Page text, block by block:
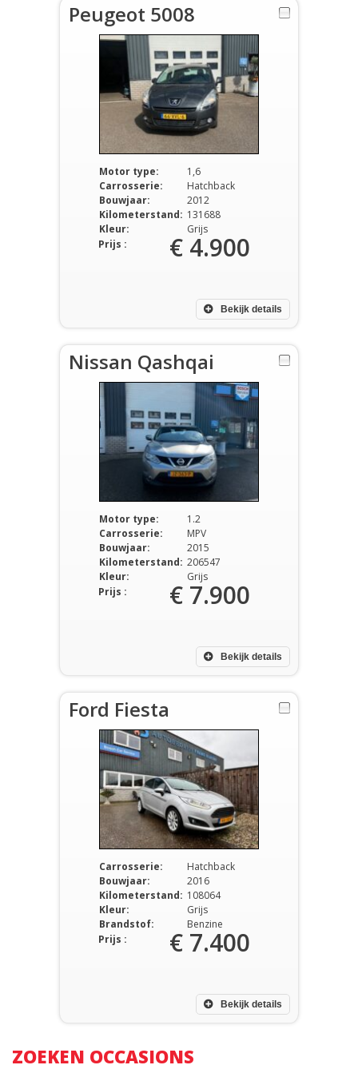
Peugeot 5008
Motor type:
1,6
Carrosserie:
Hatchback
Bouwjaar:
2012
Kilometerstand: 131688
Kleur:
Grijs
Bekijk details
Prijs : € 4.900
Nissan Qashqai
Motor type:
1.2
Carrosserie:
MPV
Bouwjaar:
2015
Kilometerstand: 206547
Kleur:
Grijs
Bekijk details
Prijs : € 7.900
Ford Fiesta
Carrosserie:
Hatchback
Bouwjaar:
2016
Kilometerstand: 108064
Kleur:
Grijs
Brandstof:
Benzine
Bekijk details
Prijs : € 7.400
ZOEKEN OCCASIONS